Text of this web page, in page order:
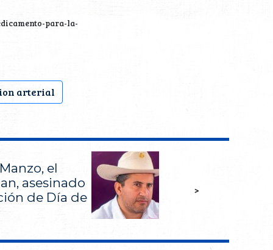
para-la-
arterial
el
asesinado
de Día de
>